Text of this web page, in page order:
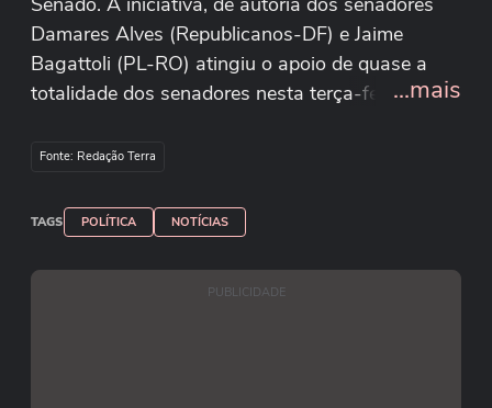
Damares Alves (Republicanos-DF) e Jaime
Bagattoli (PL-RO) atingiu o apoio de quase a
totalidade dos senadores nesta terça-feira, 12.
Inquérito deve investigar a exposição indevida de
contextos de sexualização. A iniciativa faz parte
da reação das autoridades após o youtuber
Felca publicar um vídeo com milhões de
visualizações onde denunciou a prática por parte
...mais
Fonte: Redação Terra
TAGS POLÍTICA NOTÍCIAS
PUBLICIDADE